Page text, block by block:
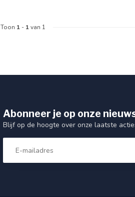
Toon 1 - 1van 1
Abonneer je op onze
Blijf op de hoogte over onze laatste